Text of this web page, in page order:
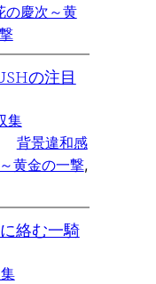
の慶次～黄
の注目
集
背景違和感
黄金の一撃 ,
絡む一騎